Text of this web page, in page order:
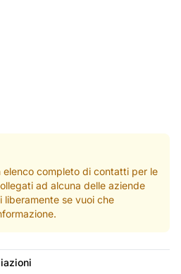
elenco completo di contatti per le
ad alcuna delle aziende
se vuoi che